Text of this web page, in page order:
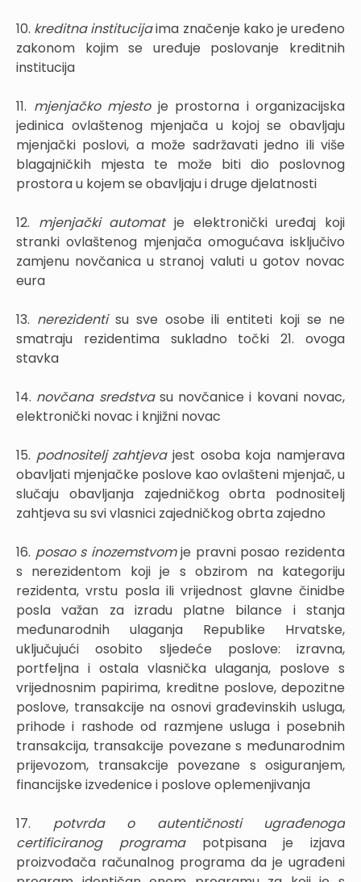
10. kreditna institucijaima značenje kako je uređeno
zakonom kojim se uređuje poslovanje kreditnih
institucija
11. mjenjačko mjesto je prostorna i organizacijska
jedinica ovlaštenog mjenjača u kojoj se obavljaju
mjenjački poslovi, a može sadržavati jedno ili više
blagajničkih mjesta te može biti dio poslovnog
prostora u kojem se obavljaju i druge djelatnosti
12. mjenjački automatje elektronički uređaj koji
stranki ovlaštenog mjenjača omogućava isključivo
zamjenu novčanica u stranoj valuti u gotov novac
eura
13. nerezidenti su sve osobe ili entiteti koji se ne
smatraju rezidentima sukladno točki 21. ovoga
stavka
14. novčana sredstva su novčanice i kovani novac,
elektronički novac i knjižni novac
15. podnositelj zahtjevajest osoba koja namjerava
obavljati mjenjačke poslove kao ovlašteni mjenjač, u
slučaju obavljanja zajedničkog obrta podnositelj
zahtjeva su svi vlasnici zajedničkog obrta zajedno
16. posao s inozemstvomje pravni posao rezidenta
s nerezidentom koji je s obzirom na kategoriju
rezidenta, vrstu posla ili vrijednost glavne činidbe
posla važan za izradu platne bilance i stanja
međunarodnih ulaganja Republike Hrvatske,
uključujući osobito sljedeće poslove: izravna,
portfeljna i ostala vlasnička ulaganja, poslove s
vrijednosnim papirima, kreditne poslove, depozitne
poslove, transakcije na osnovi građevinskih usluga,
prihode i rashode od razmjene usluga i posebnih
transakcija, transakcije povezane s međunarodnim
prijevozom, transakcije povezane s osiguranjem,
financijske izvedenice i poslove oplemenjivanja
17. potvrda o autentičnosti ugrađenoga
certificiranog programa potpisana je izjava
proizvođača računalnog programa da je ugrađeni